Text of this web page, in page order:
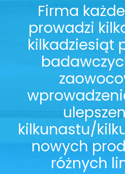
Firma
prowadzi
kilkadziesiąt
kilkunastu/
nowych
różnych